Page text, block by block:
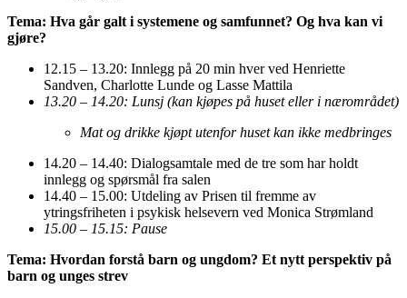
Tema: Hva går galt i systemene og samfunnet? Og hva kan vi
gjøre?
12.15 – 13.20: Innlegg på 20 min hver ved Henriette
Sandven, Charlotte Lunde og Lasse Mattila
13.20 – 14.20: Lunsj (kan kjøpes på huset eller i nærområdet)
Mat og drikke kjøpt utenfor huset kan ikke medbringes
14.20 – 14.40: Dialogsamtale med de tre som har holdt
innlegg og spørsmål fra salen
14.40 – 15.00: Utdeling av Prisen til fremme av
ytringsfriheten i psykisk helsevern ved Monica Strømland
15.00 – 15.15: Pause
Tema: Hvordan forstå barn og ungdom? Et nytt perspektiv på
barn og unges strev